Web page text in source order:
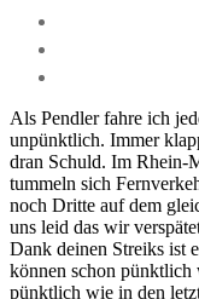
Als Pendler fahre ich
unpünktlich. Immer
dran Schuld. Im Rhein-
tummeln sich
noch Dritte auf dem
uns leid das wir
Dank deinen Streiks ist
können schon
pünktlich wie in den